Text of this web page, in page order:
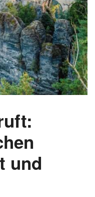
und